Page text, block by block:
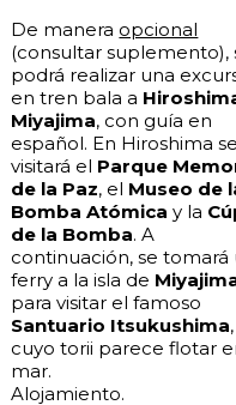
De manera opcional
(consultar suplemento),
podrá realizar una
en tren bala a
Miyajima, con guía en
español. En Hiroshima se
visitará el Parque
de la Paz, el Museo de
Bomba Atómica y la
de la Bomba. A
continuación, se tomará
ferry a la isla de
para visitar el famoso
Santuario Itsukushima,
cuyo torii parece flotar
mar.
Alojamiento.